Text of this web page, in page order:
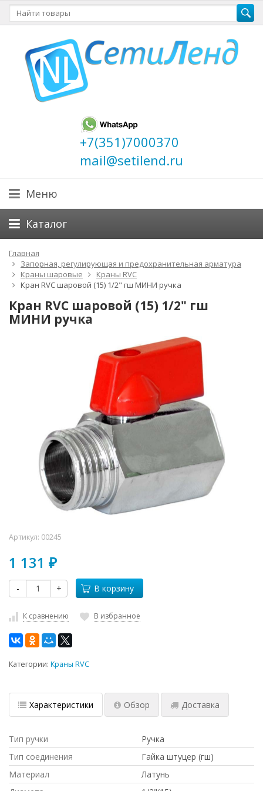
+7(351)7000370
mail@setilend.ru
Меню
Каталог
Главная
Запорная, регулирующая и предохранительная арматура
Краны шаровые
Краны RVC
Кран RVC шаровой (15) 1/2" гш МИНИ ручка
Кран RVC шаровой (15) 1/2" гш
МИНИ ручка
Артикул: 00245
1 131 ₽
- + В корзину
К сравнению В избранное
Категории: Краны RVC
Характеристики Обзор Доставка
Тип ручки
Ручка
Тип соединения
Гайка штуцер (гш)
Материал
Латунь